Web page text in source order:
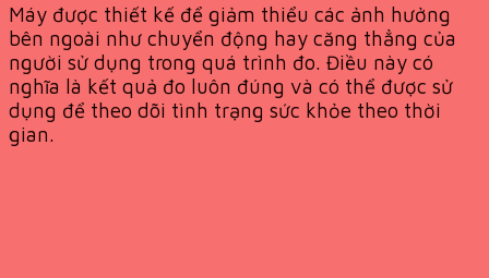
Máy được thiết kế để giảm thiểu các ảnh hưởng
bên ngoài như chuyển động hay căng thẳng của
người sử dụng trong quá trình đo. Điều này có
nghĩa là kết quả đo luôn đúng và có thể được sử
dụng để theo dõi tình trạng sức khỏe theo thời
gian.